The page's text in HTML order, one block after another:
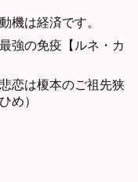
機は経済です。
強の免疫【ルネ・カ
恋は榎本のご祖先狭
め）